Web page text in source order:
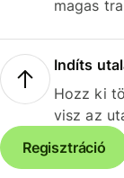
magas
Indíts
Hozz ki
visz az
Regisztráció